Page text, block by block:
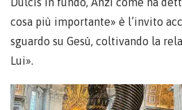
cosa più importante» è l’invito
sguardo su Gesù, coltivando la
Lui».